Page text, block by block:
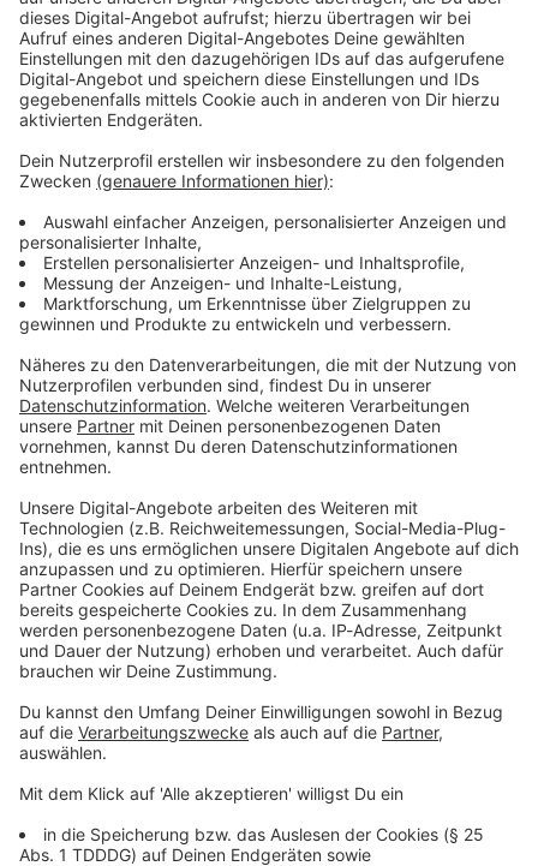
Immer auf dem Laufenden
bleiben!
Verpass' nichts mehr - mit unserem kostenlosen
ANTENNE BAYERN Newsletter. Ob Nachrichten,
Lifestyle oder unsere neuesten Aktionen - wir
informieren dich.
Zum Newsletter anmelden
Studio Hotline
Kontaktformular
Sprachnachricht
DAS KÖNNTE DICH AUCH INTERESSIEREN